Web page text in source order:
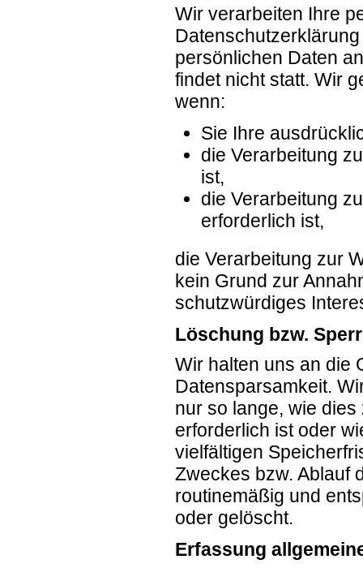
Wir verarbeiten Ihre
persönlichen Daten
findet nicht statt. Wir
wenn:
Sie Ihre
die Verarbeitung
ist,
die Verarbeitung
erforderlich ist,
die Verarbeitung zur
kein Grund zur
schutzwürdiges
Löschung bzw.
Wir halten uns an die
Datensparsamkeit.
nur so lange, wie
erforderlich ist oder
vielfältigen
Zweckes bzw. Ablauf
routinemäßig und
oder gelöscht.
Erfassung